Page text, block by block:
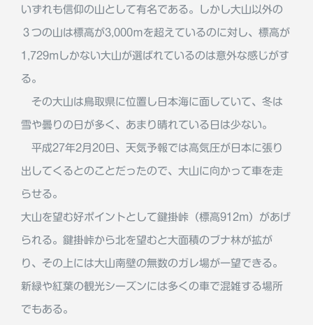
いずれも信仰の山として有名である。しかし大山以外の
３つの山は標高が3,000ｍを超えているのに対し、標高が
1,729mしかない大山が選ばれているのは意外な感じがす
る。
その大山は鳥取県に位置し日本海に面していて、冬は
雪や曇りの日が多く、あまり晴れている日は少ない。
平成27年2月20日、天気予報では高気圧が日本に張り
出してくるとのことだったので、大山に向かって車を走
らせる。
大山を望む好ポイントとして鍵掛峠（標高912m）があげ
られる。鍵掛峠から北を望むと大面積のブナ林が拡が
り、その上には大山南壁の無数のガレ場が一望できる。
新緑や紅葉の観光シーズンには多くの車で混雑する場所
でもある。